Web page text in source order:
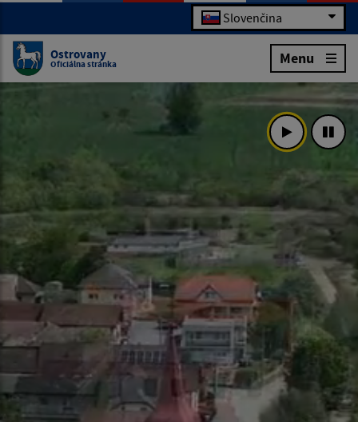
Slovenčina
Ostrovany
Oficiálna stránka Menu